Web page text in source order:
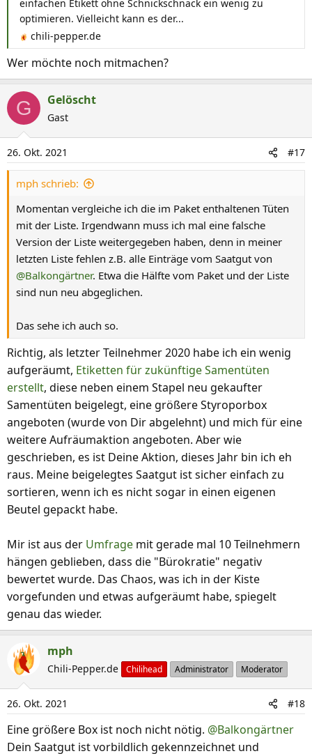
einfachen Etikett ohne Schnickschnack ein wenig zu
optimieren. Vielleicht kann es der...
chili-pepper.de
Wer möchte noch mitmachen?
G Gelöscht
Gast
26. Okt. 2021 #17
mph schrieb:
Momentan vergleiche ich die im Paket enthaltenen Tüten
mit der Liste. Irgendwann muss ich mal eine falsche
Version der Liste weitergegeben haben, denn in meiner
letzten Liste fehlen z.B. alle Einträge vom Saatgut von
@Balkongärtner. Etwa die Hälfte vom Paket und der Liste
sind nun neu abgeglichen.
Das sehe ich auch so.
Richtig, als letzter Teilnehmer 2020 habe ich ein wenig
aufgeräumt, Etiketten für zukünftige Samentüten
erstellt, diese neben einem Stapel neu gekaufter
Samentüten beigelegt, eine größere Styroporbox
angeboten (wurde von Dir abgelehnt) und mich für eine
weitere Aufräumaktion angeboten. Aber wie
geschrieben, es ist Deine Aktion, dieses Jahr bin ich eh
raus. Meine beigelegtes Saatgut ist sicher einfach zu
sortieren, wenn ich es nicht sogar in einen eigenen
Beutel gepackt habe.
Mir ist aus der Umfrage mit gerade mal 10 Teilnehmern
hängen geblieben, dass die "Bürokratie" negativ
bewertet wurde. Das Chaos, was ich in der Kiste
vorgefunden und etwas aufgeräumt habe, spiegelt
genau das wieder.
mph
Chili-Pepper.de Chilihead Administrator Moderator
26. Okt. 2021 #18
Eine größere Box ist noch nicht nötig. @Balkongärtner
Dein Saatgut ist vorbildlich gekennzeichnet und